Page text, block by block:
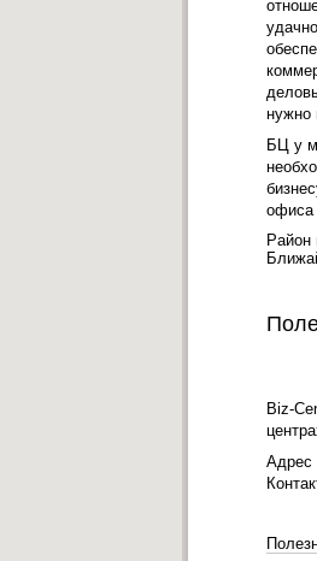
нужно
БЦ у
офиса
Район
Biz-